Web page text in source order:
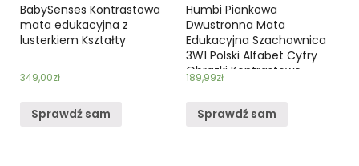
BabySenses Kontrastowa
mata edukacyjna z
lusterkiem Kształty
349,00zł
Sprawdź sam
Humbi Piankowa
Dwustronna Mata
Edukacyjna Szachownica
3W1 Polski Alfabet Cyfry
Obrazki Kontrastowe
Czarno-Biała 180 X200
189,99zł
Sprawdź sam